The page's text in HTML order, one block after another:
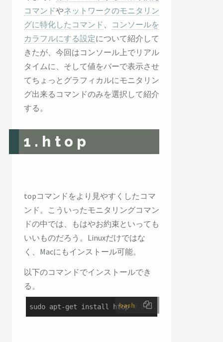
コマンドやネットワークのモニタリン
グに特化したコマンド 、 コンソールを
カラフルにする設定について紹介して
きたが、今回はコンソール上でリアル
タイムに、そして値をバーで表示させ
てちょっとグラフィカルにモニタリン
グ出来るコマンドのみを選択して紹介
する。
1.htop
topコマンドをより見やすくしたコマ
ンド。こういったモニタリングコマン
ドの中では、もはやお約束といっても
いいものだろう。Linuxだけではな
く、Macにもインストール可能。
以下のコマンドでインストールでき
る。
bash
sudo apt-get install htop # Deb...